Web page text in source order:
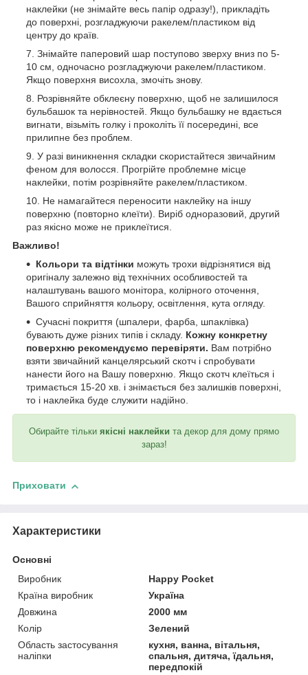
наклейки (не знімайте весь папір одразу!), прикладіть
до поверхні, розгладжуючи ракелем/пластиком від
центру до країв.
Знімайте паперовий шар поступово зверху вниз по 5-
10 см, одночасно розгладжуючи ракелем/пластиком.
Якщо поверхня висохла, змочіть знову.
Розрівняйте обклеєну поверхню, щоб не залишилося
бульбашок та нерівностей. Якщо бульбашку не вдається
вигнати, візьміть голку і проколіть її посередині, все
прилипне без проблем.
У разі виникнення складки скористайтеся звичайним
феном для волосся. Прогрійте проблемне місце
наклейки, потім розрівняйте ракелем/пластиком.
Не намагайтеся переносити наклейку на іншу
поверхню (повторно клеїти). Виріб одноразовий, другий
раз якісно може не приклеїтися.
Важливо!
Кольори та відтінки можуть трохи відрізнятися від
оригіналу залежно від технічних особливостей та
налаштувань вашого монітора, колірного оточення,
Вашого сприйняття кольору, освітлення, кута огляду.
Сучасні покриття (шпалери, фарба, шпаклівка)
бувають дуже різних типів і складу. Кожну конкретну
поверхню рекомендуємо перевіряти. Вам потрібно
взяти звичайний канцелярський скотч і спробувати
нанести його на Вашу поверхню. Якщо скотч клеїться і
тримається 15-20 хв. і знімається без залишків поверхні,
то і наклейка буде служити надійно.
Обирайте тільки якісні наклейки та декор для дому прямо
зараз!
Приховати
Характеристики
Основні
Виробник
Happy Pocket
Країна виробник
Україна
Довжина
2000 мм
Колір
Зелений
Область застосування
наліпки
кухня, ванна, вітальня,
спальня, дитяча, їдальня,
передпокій